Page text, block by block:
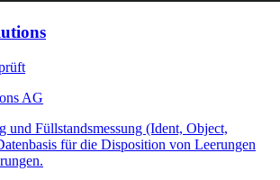
AG
und Füllstandsmessung (Ident, Object,
für die Disposition von Leerungen